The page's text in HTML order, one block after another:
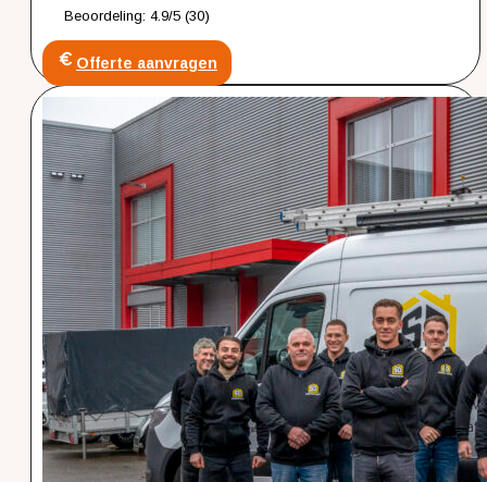
Beoordeling: 4.9/5 (30)
Offerte aanvragen